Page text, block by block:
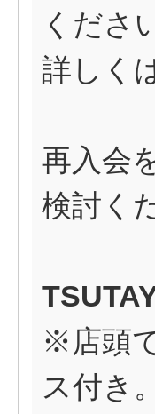
くださ
詳しく
再入会
検討く
※店頭
ス付き。